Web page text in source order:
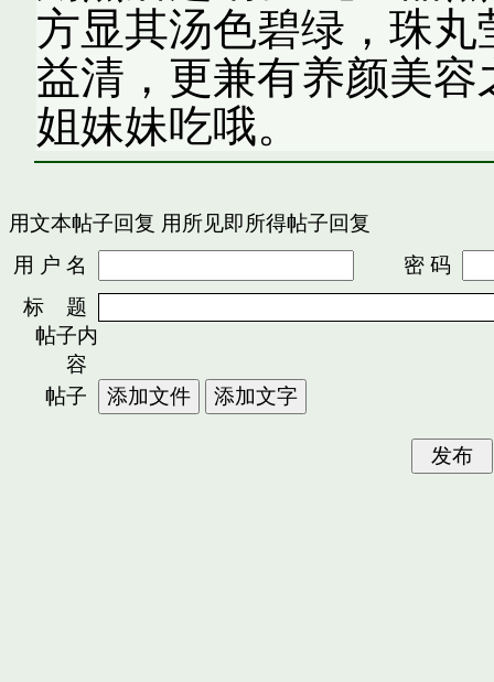
方显其汤色碧绿，珠
益清，更兼有养颜美
姐妹妹吃哦。
用文本帖子回复 用所见即所得帖子回复
用 户 名
密 码
标 题
帖子内
容
帖子